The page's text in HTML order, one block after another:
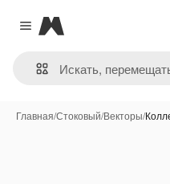
Close menu
Magnific
Главная/Стоковый/Векторы/